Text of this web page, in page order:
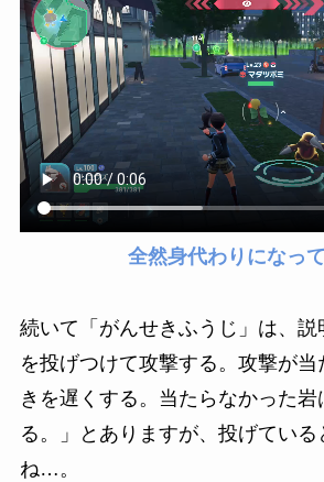
全然身代わりになっ
続いて「がんせきふうじ」は、
を投げつけて攻撃する。攻撃が
きを遅くする。当たらなかった
る。」とありますが、投げてい
ね…。